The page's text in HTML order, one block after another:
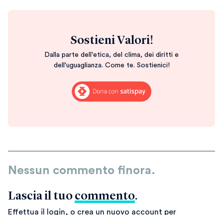
Sostieni Valori!
Dalla parte dell'etica, del clima, dei diritti e
dell'uguaglianza. Come te. Sostienici!
Nessun commento finora.
Lascia il tuo commento.
Effettua il login, o crea un nuovo account per